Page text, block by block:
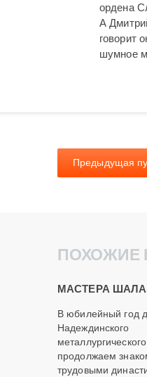
ордена
А
говорит
шумное
Предыдущая
ПОХОЖИЕ
МАСТЕРА
В юбилейный год
Надеждинского
продолжаем
трудовыми